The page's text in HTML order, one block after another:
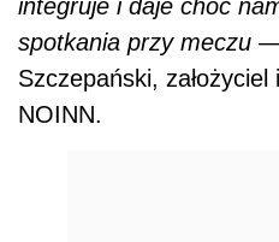
integruje i daje choć
spotkania przy meczu —
Szczepański,
NOINN.